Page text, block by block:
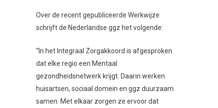
Over de recent gepubliceerde Werkwijze
schrijft de Nederlandse ggz het volgende:
“In het Integraal Zorgakkoord is afgesproken
dat elke regio een Mentaal
gezondheidsnetwerk krijgt. Daarin werken
huisartsen, sociaal domein en ggz duurzaam
samen. Met elkaar zorgen ze ervoor dat